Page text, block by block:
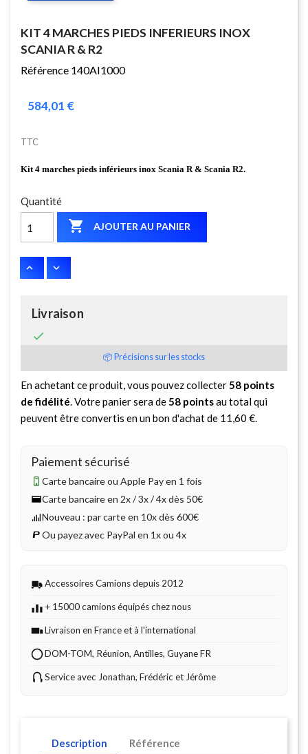
KIT 4 MARCHES PIEDS INFERIEURS INOX
SCANIA R & R2
Référence 140AI1000
584,01 €
TTC
Kit 4 marches pieds inférieurs inox Scania R & Scania R2.
Quantité
 AJOUTER AU PANIER
Livraison

📦 Précisions sur les stocks
En achetant ce produit, vous pouvez collecter58 points
de fidélité. Votre panier sera de58 pointsau total qui
peuvent être convertis en un bon d'achat de 11,60 €.
Paiement sécurisé
Carte bancaire ou Apple Pay en 1 fois
Carte bancaire en 2x / 3x / 4x dès 50€
Nouveau : par carte en 10x dès 600€
Ou payez avec PayPal en 1x ou 4x
Accessoires Camions depuis 2012
+ 15000 camions équipés chez nous
Livraison en France et à l'international
DOM-TOM, Réunion, Antilles, Guyane FR
Service avec Jonathan, Frédéric et Jérôme
Description Référence